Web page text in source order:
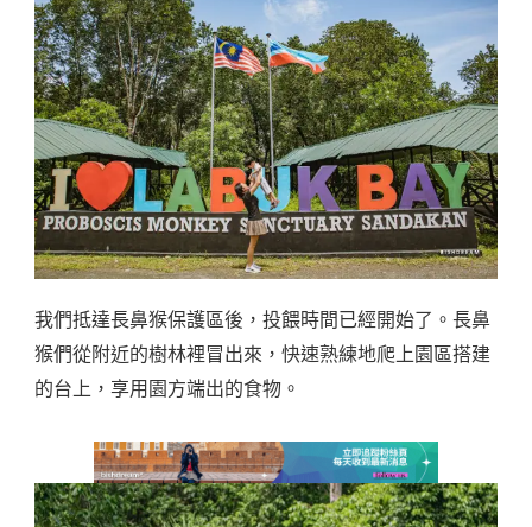
我們抵達長鼻猴保護區後，投餵時間已經開始了。長鼻
猴們從附近的樹林裡冒出來，快速熟練地爬上園區搭建
的台上，享用園方端出的食物。